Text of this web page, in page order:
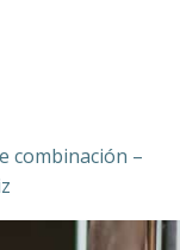
combinación –